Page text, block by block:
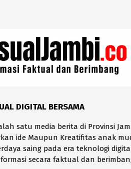
DIGITAL BERSAMA
satu media berita di Provinsi
ide Maupun Kreatifitas anak
saing pada era teknologi
secara faktual dan